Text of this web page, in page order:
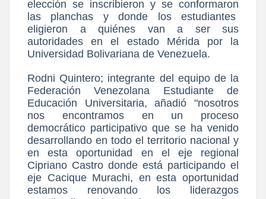
elección se inscribieron y se conformaron
las planchas y donde los estudiantes
eligieron a quiénes van a ser sus
autoridades en el estado Mérida por la
Universidad Bolivariana de Venezuela.
Rodni Quintero; integrante del equipo de la
Federación Venezolana Estudiante de
Educación Universitaria, añadió "nosotros
nos encontramos en un proceso
democrático participativo que se ha venido
desarrollando en todo el territorio nacional y
en esta oportunidad en el eje regional
Cipriano Castro donde está participando el
eje Cacique Murachi, en esta oportunidad
estamos renovando los liderazgos